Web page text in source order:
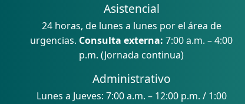
Asistencial
24 horas, de lunes a lunes por el área de
urgencias. Consulta externa: 7:00 a.m. – 4:00
p.m. (Jornada continua)
Administrativo
Lunes a Jueves: 7:00 a.m. – 12:00 p.m. / 1:00